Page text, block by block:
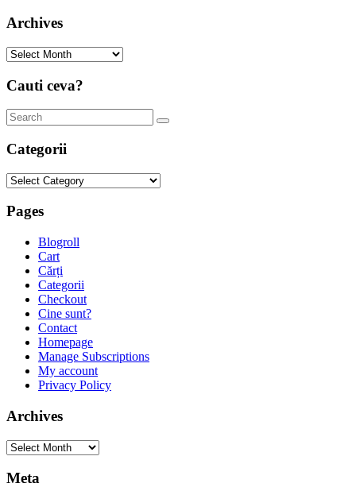
Archives
Archives
Cauti ceva?
Categorii
Categorii
Pages
Blogroll
Cart
Cărți
Categorii
Checkout
Cine sunt?
Contact
Homepage
Manage Subscriptions
My account
Privacy Policy
Archives
Archives
Meta